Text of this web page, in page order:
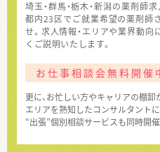
埼玉・群馬・栃木・新潟の薬剤師
都内23区でご就業希望の薬剤師
せ。求人情報・エリアや業界動
くご説明いたします。
お仕事相談会無料開催
更に、お忙しい方やキャリアの棚
エリアを熟知したコンサルタントに
“出張”個別相談サービスも同時開催